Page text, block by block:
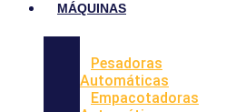
MÁQUINAS
Pesadoras
Automáticas
Empacotadoras